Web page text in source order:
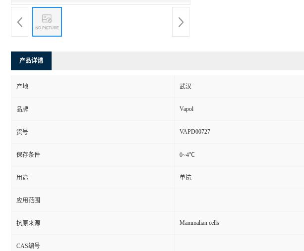
产品详请
产地 武汉
品牌 Vapol
货号 VAPD00727
保存条件 0~4℃
用途 单抗
应用范围
抗原来源 Mammalian cells
CAS编号